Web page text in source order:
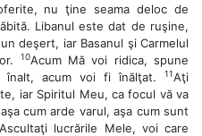
nu ţine seama deloc de
Libanul este dat de ruşine,
deşert, iar Basanul şi Carmelul
10Acum Mă voi ridica, spune
înalt, acum voi fi înălţat.
11Aţi
iar Spiritul Meu, ca focul vă va
cum arde varul, aşa cum sunt
Ascultaţi lucrările Mele, voi care